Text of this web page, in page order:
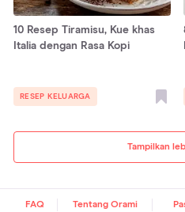
Tampilkan
10 Resep Tiramisu, Kue khas
Italia dengan Rasa Kopi
RESEP KELUARGA
FAQ Tentang Orami